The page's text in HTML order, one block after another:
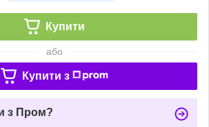
Купити
або
Купити з
з Пром?